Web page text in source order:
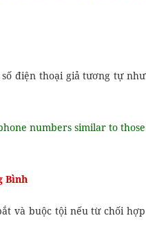
điện thoại giả tương tự như
numbers similar to those
Bình
và buộc tội nếu từ chối hợp